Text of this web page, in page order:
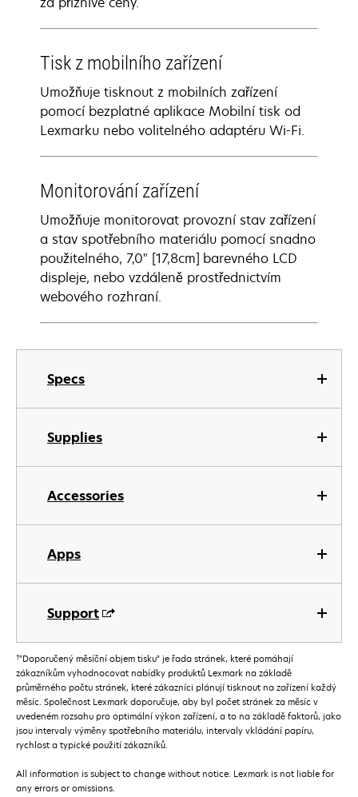
Specs
Supplies
Accessories
Apps
Support
Tisk z mobilního zařízení
Umožňuje tisknout z mobilních zařízení
pomocí bezplatné aplikace Mobilní tisk od
Lexmarku nebo volitelného adaptéru Wi-Fi.
Monitorování zařízení
Umožňuje monitorovat provozní stav zařízení
a stav spotřebního materiálu pomocí snadno
použitelného, 7,0" [17,8cm] barevného LCD
displeje, nebo vzdáleně prostřednictvím
webového rozhraní.
†”Doporučený měsíční objem tisku” je řada stránek, které pomáhají
zákazníkům vyhodnocovat nabídky produktů Lexmark na základě
průměrného počtu stránek, které zákazníci plánují tisknout na zařízení každý
měsíc. Společnost Lexmark doporučuje, aby byl počet stránek za měsíc v
uvedeném rozsahu pro optimální výkon zařízení, a to na základě faktorů, jako
jsou intervaly výměny spotřebního materiálu, intervaly vkládání papíru,
rychlost a typické použití zákazníků.
All information is subject to change without notice. Lexmark is not liable for
any errors or omissions.